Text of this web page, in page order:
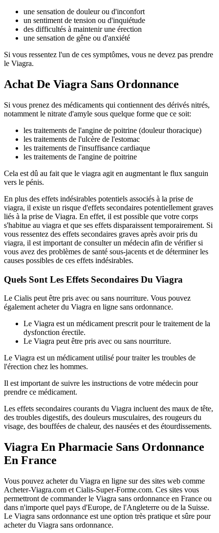
une sensation de douleur ou d'inconfort
un sentiment de tension ou d'inquiétude
des difficultés à maintenir une érection
une sensation de gêne ou d'anxiété
Si vous ressentez l'un de ces symptômes, vous ne devez pas prendre
le Viagra.
Achat De Viagra Sans Ordonnance
Si vous prenez des médicaments qui contiennent des dérivés nitrés,
notamment le nitrate d'amyle sous quelque forme que ce soit:
les traitements de l'angine de poitrine (douleur thoracique)
les traitements de l'ulcère de l'estomac
les traitements de l'insuffisance cardiaque
les traitements de l'angine de poitrine
Cela est dû au fait que le viagra agit en augmentant le flux sanguin
vers le pénis.
En plus des effets indésirables potentiels associés à la prise de
viagra, il existe un risque d'effets secondaires potentiellement graves
liés à la prise de Viagra. En effet, il est possible que votre corps
s'habitue au viagra et que ses effets disparaissent temporairement. Si
vous ressentez des effets secondaires graves après avoir pris du
viagra, il est important de consulter un médecin afin de vérifier si
vous avez des problèmes de santé sous-jacents et de déterminer les
causes possibles de ces effets indésirables.
Quels Sont Les Effets Secondaires Du Viagra
Le Cialis peut être pris avec ou sans nourriture. Vous pouvez
également acheter du Viagra en ligne sans ordonnance.
Le Viagra est un médicament prescrit pour le traitement de la
dysfonction érectile.
Le Viagra peut être pris avec ou sans nourriture.
Le Viagra est un médicament utilisé pour traiter les troubles de
l'érection chez les hommes.
Il est important de suivre les instructions de votre médecin pour
prendre ce médicament.
Les effets secondaires courants du Viagra incluent des maux de tête,
des troubles digestifs, des douleurs musculaires, des rougeurs du
visage, des bouffées de chaleur, des nausées et des étourdissements.
Viagra En Pharmacie Sans Ordonnance
En France
Vous pouvez acheter du Viagra en ligne sur des sites web comme
Acheter-Viagra.com et Cialis-Super-Forme.com. Ces sites vous
permettront de commander le Viagra sans ordonnance en France ou
dans n'importe quel pays d'Europe, de l'Angleterre ou de la Suisse.
Le Viagra sans ordonnance est une option très pratique et sûre pour
acheter du Viagra sans ordonnance.